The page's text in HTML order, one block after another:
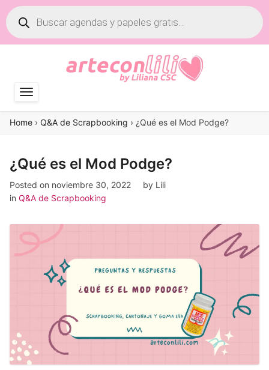
Búsqueda
de
productos
Home › Q&A de Scrapbooking › ¿Qué es el Mod Podge?
¿Qué es el Mod Podge?
Posted on noviembre 30, 2022 by Lili
in Q&A de Scrapbooking